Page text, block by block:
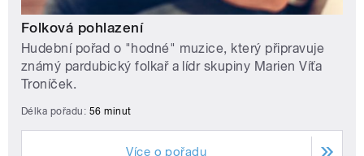
Folková pohlazení
Hudební pořad o "hodné" muzice, který připravuje
známý pardubický folkař a lídr skupiny Marien Víťa
Troníček.
Délka pořadu: 56 minut
Více o pořadu